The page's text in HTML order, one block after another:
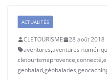
ACTUALITÉS
CLETOURISME
28 août 2018
aventures,aventures
cletourismeprovence,connecté,
geobalad,géobalades,